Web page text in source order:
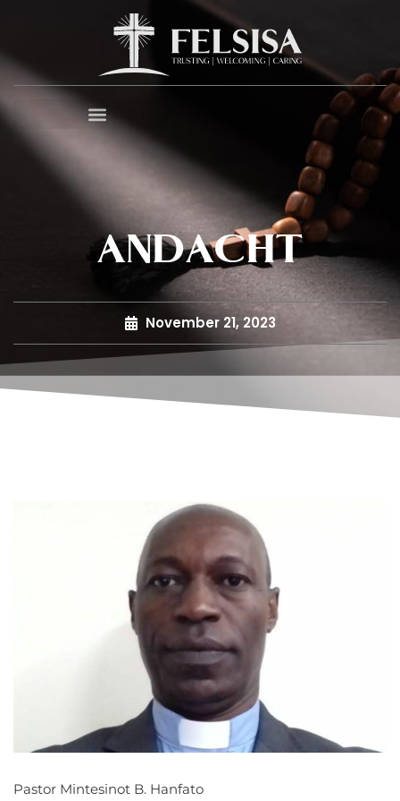
ANDACHT
November 21, 2023
Pastor Mintesinot B. Hanfato